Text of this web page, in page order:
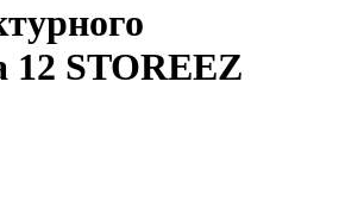
12 STOREEZ